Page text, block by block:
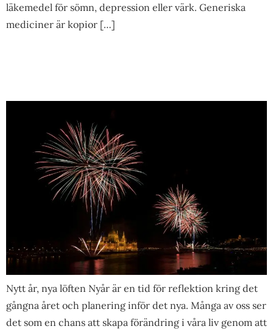
läkemedel för sömn, depression eller värk. Generiska
mediciner är kopior […]
Nytt år, nya löften Nyår är en tid för reflektion kring det
gångna året och planering inför det nya. Många av oss ser
det som en chans att skapa förändring i våra liv genom att